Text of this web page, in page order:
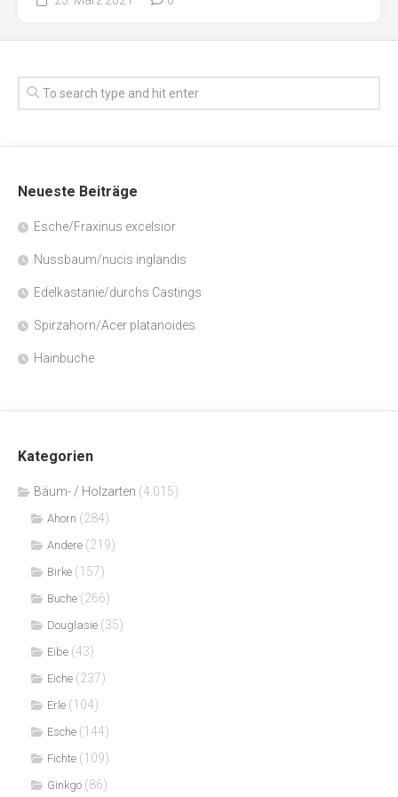
Neueste Beiträge
Esche/Fraxinus excelsior
Nussbaum/nucis inglandis
Edelkastanie/durchs Castings
Spirzahorn/Acer platanoides
Hainbuche
Kategorien
Bäum- / Holzarten (4.015)
Ahorn (284)
Andere (219)
Birke (157)
Buche (266)
Douglasie (35)
Eibe (43)
Eiche (237)
Erle (104)
Esche (144)
Fichte (109)
Ginkgo (86)